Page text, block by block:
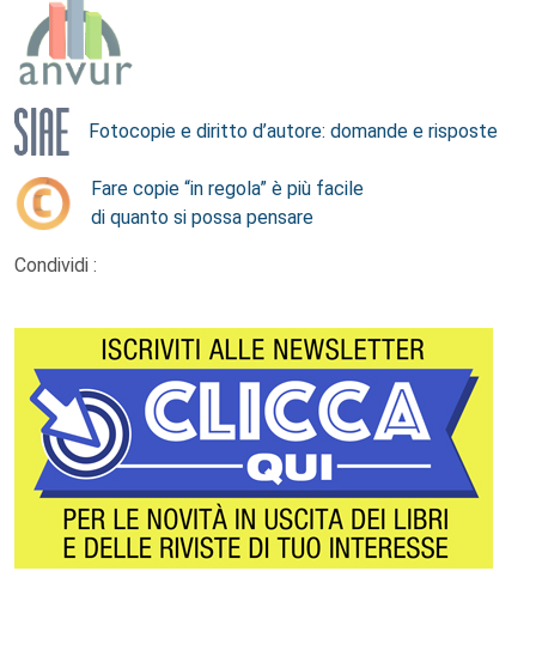
Fotocopie e diritto d’autore: domande e risposte
Fare copie “in regola” è più facile
di quanto si possa pensare
Condividi :